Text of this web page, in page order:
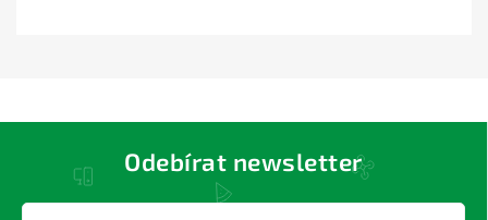
Odebírat newsletter